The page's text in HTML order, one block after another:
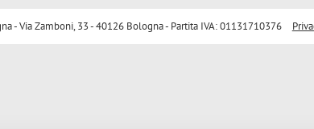
- Via Zamboni, 33 - 40126 Bologna - Partita IVA: 01131710376